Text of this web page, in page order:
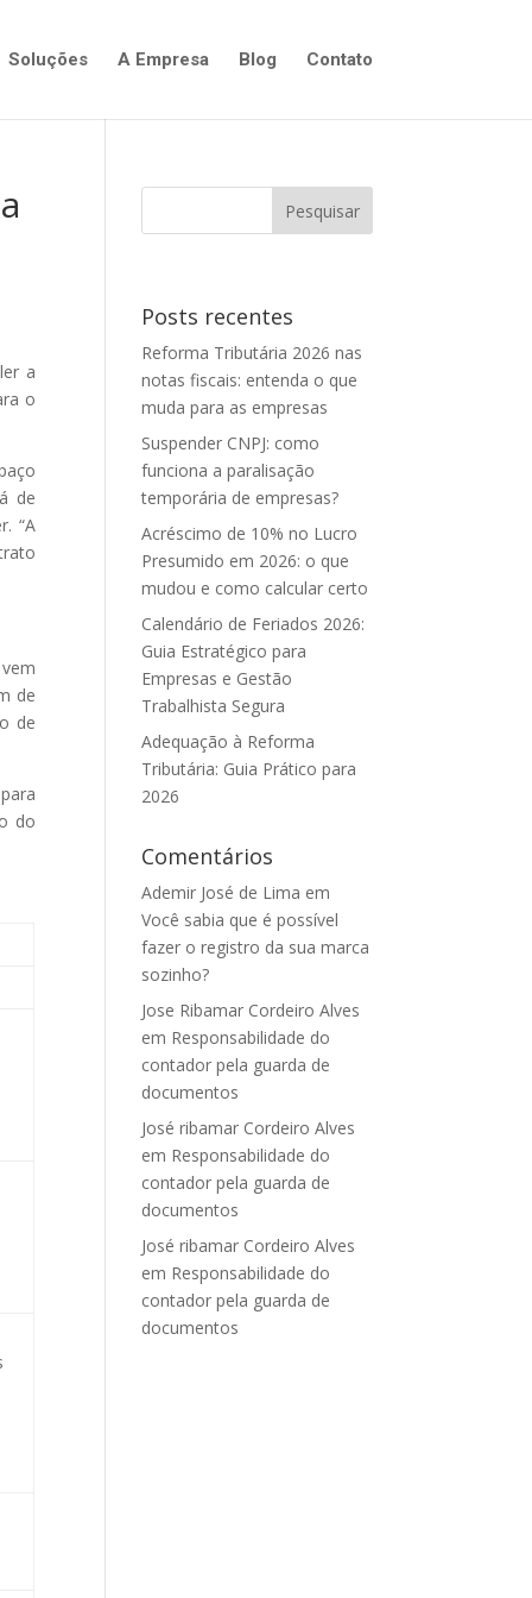
Soluções A Empresa Blog Contato
a
o
de
“A
de
de
do
Posts recentes
Reforma Tributária 2026 nas
notas fiscais: entenda o que
muda para as empresas
Suspender CNPJ: como
funciona a paralisação
temporária de empresas?
Acréscimo de 10% no Lucro
Presumido em 2026: o que
mudou e como calcular certo
Calendário de Feriados 2026:
Guia Estratégico para
Empresas e Gestão
Trabalhista Segura
Adequação à Reforma
Tributária: Guia Prático para
2026
Comentários
Ademir José de Lima em
Você sabia que é possível
fazer o registro da sua marca
sozinho?
Jose Ribamar Cordeiro Alves
em Responsabilidade do
contador pela guarda de
documentos
José ribamar Cordeiro Alves
em Responsabilidade do
contador pela guarda de
documentos
José ribamar Cordeiro Alves
em Responsabilidade do
contador pela guarda de
documentos